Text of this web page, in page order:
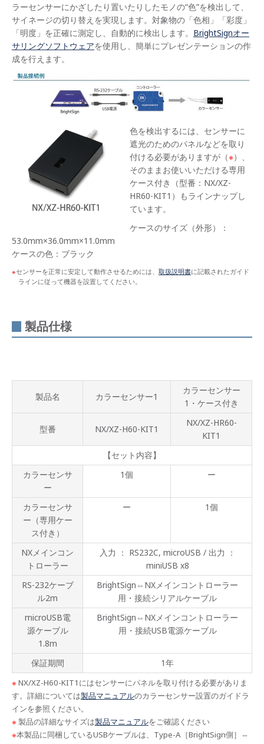
ラーセンサーにかざしたり置いたりしたモノの“色”を検出して、
サイネージの切り替えを実現します。対象物の「色相」「彩度」
「明度」を正確に測定し、自動的に検出します。 BrightSignオー
サリングソフトウェアを使用し、簡単にプレゼンテーションの作
成を行えます。
色を検出するには、センサーに
遮光のためのパネルなどを取り
付ける必要がありますが（※）、
そのままお使いいただける専用
ケース付き（型番：NX/XZ-
HR60-KIT1）もラインナップし
ています。
ケースのサイズ（外形）：
53.0mm×36.0mm×11.0mm
ケースの色：ブラック
センサーを正常に安定して動作させるためには、 取扱説明書に記載されたガイド
ラインに従って機器を設置してください。
製品仕様
製品名 カラーセンサー1
カラーセンサー
1・ケース付き
型番 NX/XZ-H60-KIT1
NX/XZ-HR60-
KIT1
【セット内容】
カラーセンサ
ー
1個 ー
カラーセンサ
ー（専用ケー
ス付き）
ー 1個
NXメインコン
トローラー
入力 ： RS232C, microUSB / 出力 ：
miniUSB x8
RS-232ケーブ
ル2m
BrightSign⇔NXメインコントローラー
用・接続シリアルケーブル
microUSB電
源ケーブル
1.8m
BrightSign⇔NXメインコントローラー
用・接続USB電源ケーブル
保証期間 1年
※ NX/XZ-H60-KIT1にはセンサーにパネルを取り付ける必要がありま
す。詳細については製品マニュアルのカラーセンサー設置のガイドラ
インを参照ください。
※ 製品の詳細なサイズは製品マニュアルをご確認ください
※本製品に同梱しているUSBケーブルは、Type-A［BrightSign側］⇔